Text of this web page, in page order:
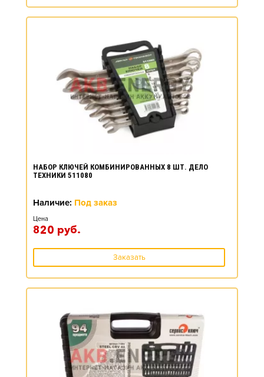
НАБОР КЛЮЧЕЙ КОМБИНИРОВАННЫХ 8 ШТ. ДЕЛО
ТЕХНИКИ 511080
Наличие: Под заказ
Цена
820 руб.
Заказать